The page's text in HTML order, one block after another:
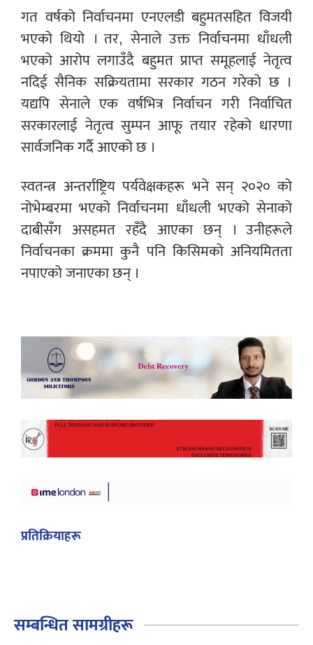
गत वर्षको निर्वाचनमा एनएलडी बहुमतसहित विजयी
भएको थियो । तर, सेनाले उक्त निर्वाचनमा धाँधली
भएको आरोप लगाउँदै बहुमत प्राप्त समूहलाई नेतृत्व
नदिई सैनिक सक्रियतामा सरकार गठन गरेको छ ।
यद्यपि सेनाले एक वर्षभित्र निर्वाचन गरी निर्वाचित
सरकारलाई नेतृत्व सुम्पन आफू तयार रहेको धारणा
सार्वजनिक गर्दै आएको छ ।
स्वतन्त्र अन्तर्राष्ट्रिय पर्यवेक्षकहरू भने सन् २०२० को
नोभेम्बरमा भएको निर्वाचनमा धाँधली भएको सेनाको
दाबीसँग असहमत रहँदै आएका छन् । उनीहरूले
निर्वाचनका क्रममा कुनै पनि किसिमको अनियमितता
नपाएको जनाएका छन् ।
प्रतिक्रियाहरू
सम्बन्धित सामग्रीहरू